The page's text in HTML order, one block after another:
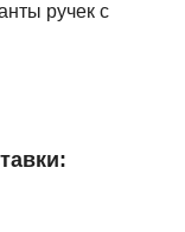
ручек с